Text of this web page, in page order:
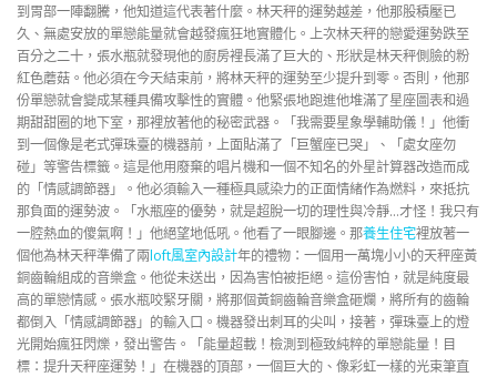
到胃部一陣翻騰，他知道這代表著什麼。林天秤的運勢越差，他那股積壓已
久、無處安放的單戀能量就會越發瘋狂地實體化。上次林天秤的戀愛運勢跌至
百分之二十，張水瓶就發現他的廚房裡長滿了巨大的、形狀是林天秤側臉的粉
紅色蘑菇。他必須在今天結束前，將林天秤的運勢至少提升到零。否則，他那
份單戀就會變成某種具備攻擊性的實體。他緊張地跑進他堆滿了星座圖表和過
期甜甜圈的地下室，那裡放著他的秘密武器。「我需要星象學輔助儀！」他衝
到一個像是老式彈珠臺的機器前，上面貼滿了「巨蟹座已哭」、「處女座勿
碰」等警告標籤。這是他用廢棄的唱片機和一個不知名的外星計算器改造而成
的「情感調節器」。他必須輸入一種極具感染力的正面情緒作為燃料，來抵抗
那負面的運勢波。「水瓶座的優勢，就是超脫一切的理性與冷靜…才怪！我只有
一腔熱血的傻氣啊！」他絕望地低吼。他看了一眼腳邊。那養生住宅裡放著一
個他為林天秤準備了兩loft風室內設計年的禮物：一個用一萬塊小小的天秤座黃
銅齒輪組成的音樂盒。他從未送出，因為害怕被拒絕。這份害怕，就是純度最
高的單戀情感。張水瓶咬緊牙關，將那個黃銅齒輪音樂盒砸爛，將所有的齒輪
都倒入「情感調節器」的輸入口。機器發出刺耳的尖叫，接著，彈珠臺上的燈
光開始瘋狂閃爍，發出警告。「能量超載！檢測到極致純粹的單戀能量！目
標：提升天秤座運勢！」在機器的頂部，一個巨大的、像彩虹一樣的光束筆直